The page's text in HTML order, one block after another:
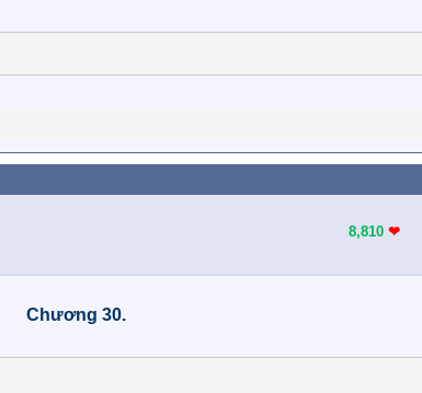
8,810 ❤︎
Chương 30.